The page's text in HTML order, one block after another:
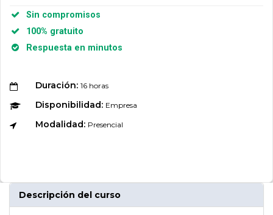
Sin compromisos
100% gratuito
Respuesta en minutos
Duración: 16 horas
Disponibilidad: Empresa
Modalidad: Presencial
Descripción del curso